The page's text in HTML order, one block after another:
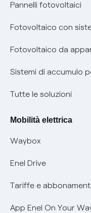
Diritto di
Parental Control –
Informazioni
Condizioni generali
Informativa RAEE
Informativa Privacy AI
prescrizione
Remit
Certificazioni
Nuove regole
Offerte Placet non
Offerta Tutela
Mobilità Elettrica
Phishing e truffe online
Verifica chi ti ha
Pannelli fotovoltaici
Fotovoltaico con
Fotovoltaico da
Sistemi di accumulo
Tutte le soluzioni
Mobilità elettrica
Waybox
Enel Drive
Tariffe e abbonamenti
App Enel On Your